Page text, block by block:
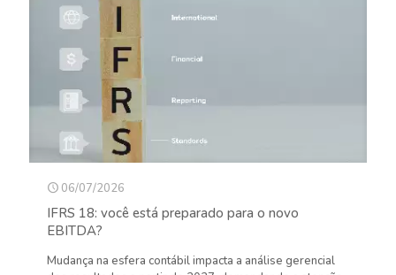
06/07/2026
IFRS 18: você está preparado para o novo
EBITDA?
Mudança na esfera contábil impacta a análise gerencial